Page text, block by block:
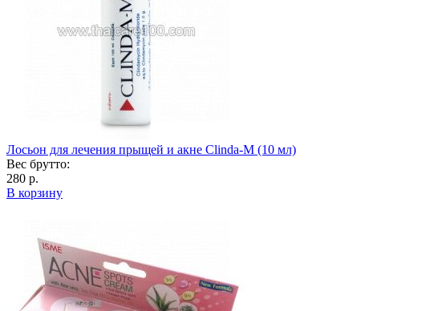
Лосьон для лечения прыщей и акне Clinda-M (10 мл)
Вес брутто:
280 р.
В корзину